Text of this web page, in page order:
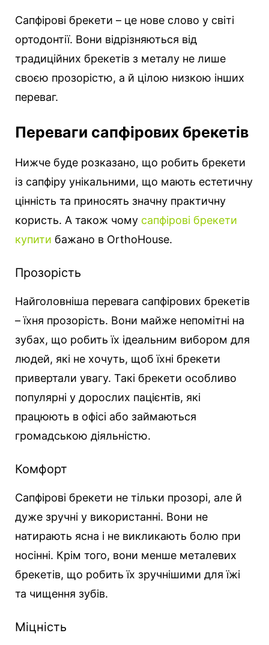
Сапфірові брекети – це нове слово у світі
ортодонтії. Вони відрізняються від
традиційних брекетів з металу не лише
своєю прозорістю, а й цілою низкою інших
переваг.
Переваги сапфірових брекетів
Нижче буде розказано, що робить брекети
із сапфіру унікальними, що мають естетичну
цінність та приносять значну практичну
користь. А також чому сапфірові брекети
купити бажано в OrthoHouse.
Прозорість
Найголовніша перевага сапфірових брекетів
– їхня прозорість. Вони майже непомітні на
зубах, що робить їх ідеальним вибором для
людей, які не хочуть, щоб їхні брекети
привертали увагу. Такі брекети особливо
популярні у дорослих пацієнтів, які
працюють в офісі або займаються
громадською діяльністю.
Комфорт
Сапфірові брекети не тільки прозорі, але й
дуже зручні у використанні. Вони не
натирають ясна і не викликають болю при
носінні. Крім того, вони менше металевих
брекетів, що робить їх зручнішими для їжі
та чищення зубів.
Міцність